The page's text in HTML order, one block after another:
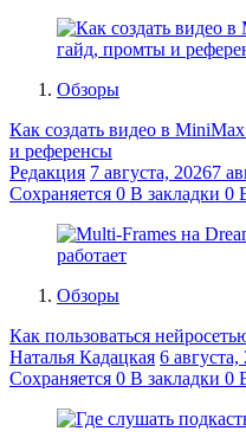
Обзоры
Как создать видео в
и референсы
Редакция 7 августа, 20267
Сохраняется 0 В закладки 0
Обзоры
Как пользоваться
Наталья Кадацкая 6 августа,
Сохраняется 0 В закладки 0